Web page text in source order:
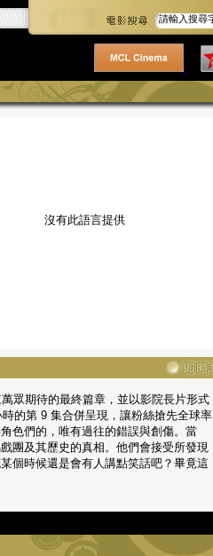
沒有此語言提供
眾期待的最終篇章，並以影院長片形式
的第 9 集合併呈現，讓粉絲搶先全球率
色們的，唯有過往的錯誤與創傷。當
團及其歷史的真相。他們會接受所發現
個時候還是會有人講點笑話吧？畢竟這